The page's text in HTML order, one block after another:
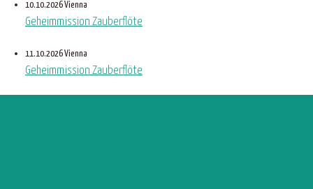
10.10.2026 Vienna
Geheimmission Zauberflöte
11.10.2026 Vienna
Geheimmission Zauberflöte